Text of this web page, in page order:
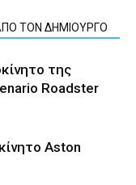
ΤΟΝ ΔΗΜΙΟΥΡΓΟ
της
Roadster
Aston